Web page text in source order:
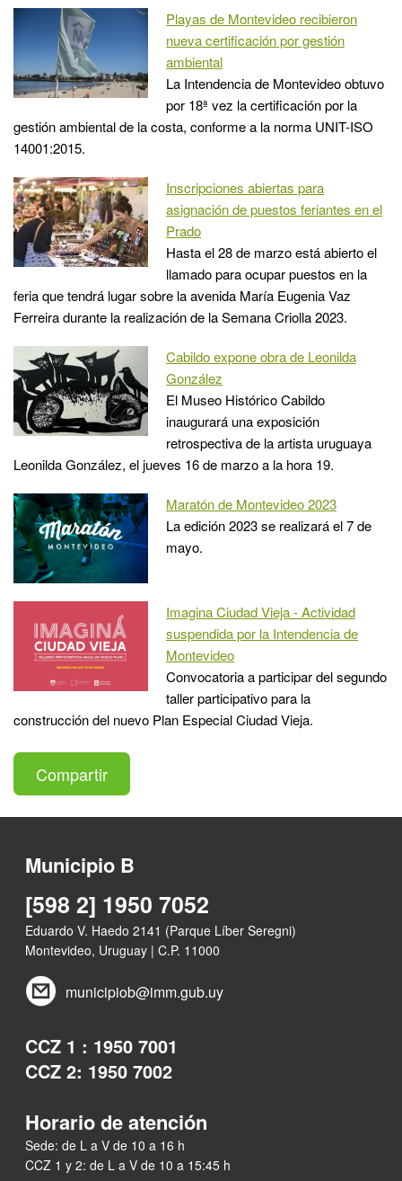
Playas de Montevideo recibieron
nueva certificación por gestión
ambiental
La Intendencia de Montevideo obtuvo
por 18ª vez la certificación por la
gestión ambiental de la costa, conforme a la norma UNIT-ISO
14001:2015.
Inscripciones abiertas para
asignación de puestos feriantes en el
Prado
Hasta el 28 de marzo está abierto el
llamado para ocupar puestos en la
feria que tendrá lugar sobre la avenida María Eugenia Vaz
Ferreira durante la realización de la Semana Criolla 2023.
Cabildo expone obra de Leonilda
González
El Museo Histórico Cabildo
inaugurará una exposición
retrospectiva de la artista uruguaya
Leonilda González, el jueves 16 de marzo a la hora 19.
Maratón de Montevideo 2023
La edición 2023 se realizará el 7 de
mayo.
Imagina Ciudad Vieja - Actividad
suspendida por la Intendencia de
Montevideo
Convocatoria a participar del segundo
taller participativo para la
construcción del nuevo Plan Especial Ciudad Vieja.
Compartir
Municipio B
[598 2] 1950 7052
Eduardo V. Haedo 2141 (Parque Líber Seregni)
Montevideo, Uruguay | C.P. 11000
municipiob@imm.gub.uy
CCZ 1 : 1950 7001
CCZ 2: 1950 7002
Horario de atención
Sede: de L a V de 10 a 16 h
CCZ 1 y 2: de L a V de 10 a 15:45 h